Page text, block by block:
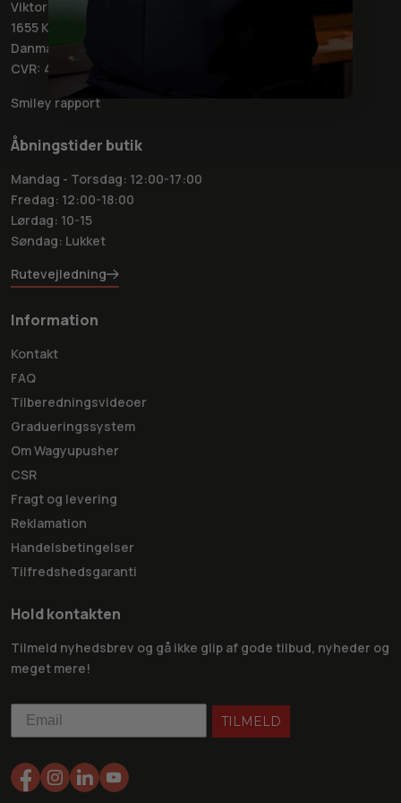
Viktoriagade 6
1655 København
Danmark
CVR: 42050032
Smiley rapport
Åbningstider butik
Mandag - Torsdag: 12:00-17:00
Fredag: 12:00-18:00
Lørdag: 10-15
Søndag: Lukket
Rutevejledning
Information
Kontakt
FAQ
Tilberedningsvideoer
Gradueringssystem
Om Wagyupusher
CSR
Fragt og levering
Reklamation
Handelsbetingelser
Tilfredshedsgaranti
Hold kontakten
Tilmeld nyhedsbrev og gå ikke glip af gode tilbud, nyheder og
meget mere!
TILMELD